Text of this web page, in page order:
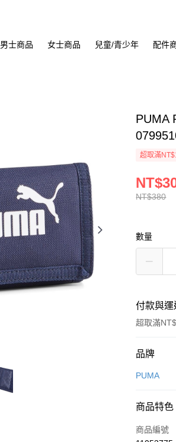
男士商品 女士商品 兒童/青少年 配件
PUMA
超取滿
NT$380
數量
付款與
超取滿
付款方式
信用卡一
合作金
LINE Pay
品牌
PUMA
商品特色
商品編號